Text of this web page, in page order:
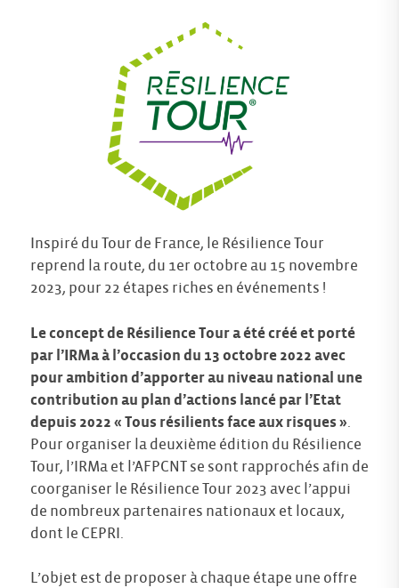
Inspiré du Tour de France, le Résilience Tour
reprend la route, du 1er octobre au 15 novembre
2023, pour 22 étapes riches en événements !
Le concept de Résilience Tour a été créé et porté
par l’IRMa à l’occasion du 13 octobre 2022 avec
pour ambition d’apporter au niveau national une
contribution au plan d’actions lancé par l’Etat
depuis 2022 « Tous résilients face aux risques ».
Pour organiser la deuxième édition du Résilience
Tour, l’IRMa et l’AFPCNT se sont rapprochés afin de
coorganiser le Résilience Tour 2023 avec l’appui
de nombreux partenaires nationaux et locaux,
dont le CEPRI.
L’objet est de proposer à chaque étape une offre